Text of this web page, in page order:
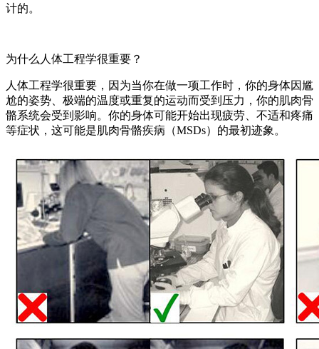
计的。
为什么人体工程学很重要？
人体工程学很重要，因为当你在做一项工作时，你的身体因尴
尬的姿势、极端的温度或重复的运动而受到压力，你的肌肉骨
骼系统会受到影响。你的身体可能开始出现疲劳、不适和疼痛
等症状，这可能是肌肉骨骼疾病（MSDs）的最初迹象。